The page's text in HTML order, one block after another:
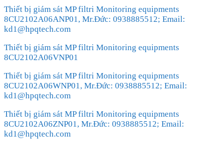
Thiết bị giám sát MP filtri Monitoring equipments
8CU2102A06ANP01, Mr.Đức: 0938885512; Email:
kd1@hpqtech.com
Thiết bị giám sát MP filtri Monitoring equipments
8CU2102A06VNP01
Thiết bị giám sát MP filtri Monitoring equipments
8CU2102A06WNP01, Mr.Đức: 0938885512; Email:
kd1@hpqtech.com
Thiết bị giám sát MP filtri Monitoring equipments
8CU2102A06ZNP01, Mr.Đức: 0938885512; Email:
kd1@hpqtech.com